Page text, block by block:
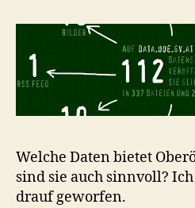
Welche Daten bietet
sind sie auch sinnvoll?
drauf geworfen.